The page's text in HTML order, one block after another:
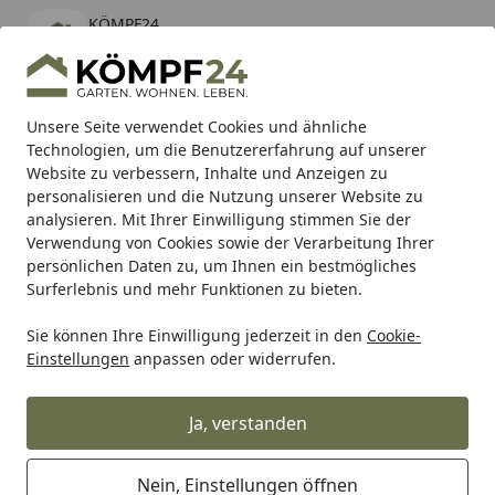
Unsere Seite verwendet Cookies und ähnliche
Technologien, um die Benutzererfahrung auf unserer
Website zu verbessern, Inhalte und Anzeigen zu
personalisieren und die Nutzung unserer Website zu
analysieren. Mit Ihrer Einwilligung stimmen Sie der
Verwendung von Cookies sowie der Verarbeitung Ihrer
persönlichen Daten zu, um Ihnen ein bestmögliches
Surferlebnis und mehr Funktionen zu bieten.
Sie können Ihre Einwilligung jederzeit in den Cookie-
Einstellungen anpassen oder widerrufen.
Ja, verstanden
Nein, Einstellungen öffnen
KÖMPF24
kostenlos - Im App Store
Hotline
Alle Produkte
Mein Konto
Suchen
Karibu Pools inkl. gratis Sandfilteranlage & Pool-
Starterset (Gesamtwert bis 468,99€)
Startseite
GroJa Terrassendielen
GroJa Terrassendielen
Ihre Artikelübersicht